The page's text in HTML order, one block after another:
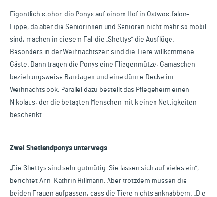
Eigentlich stehen die Ponys auf einem Hof in Ostwestfalen-
Lippe, da aber die Seniorinnen und Senioren nicht mehr so mobil
sind, machen in diesem Fall die „Shettys“ die Ausflüge.
Besonders in der Weihnachtszeit sind die Tiere willkommene
Gäste. Dann tragen die Ponys eine Fliegenmütze, Gamaschen
beziehungsweise Bandagen und eine dünne Decke im
Weihnachtslook. Parallel dazu bestellt das Pflegeheim einen
Nikolaus, der die betagten Menschen mit kleinen Nettigkeiten
beschenkt.
Zwei Shetlandponys unterwegs
„Die Shettys sind sehr gutmütig. Sie lassen sich auf vieles ein“,
berichtet Ann-Kathrin Hillmann. Aber trotzdem müssen die
beiden Frauen aufpassen, dass die Tiere nichts anknabbern. „Die